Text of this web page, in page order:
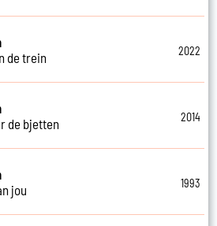
de trein
2022
de bjetten
2014
jou
1993